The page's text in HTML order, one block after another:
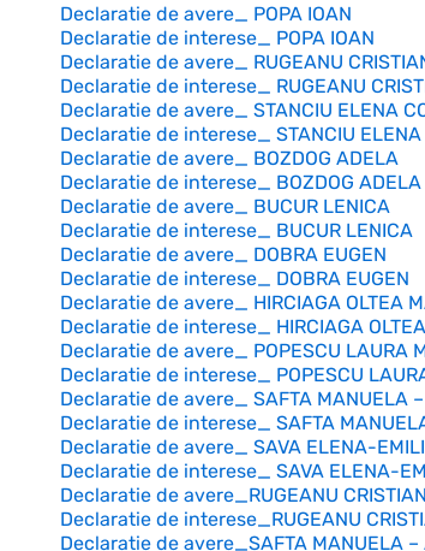
Declaratie de avere_ POPA IOAN
Declaratie de interese_ POPA IOAN
Declaratie de avere_ RUGEANU
Declaratie de interese_ RUGEANU
Declaratie de avere_ STANCIU ELENA
Declaratie de interese_ STANCIU ELENA
Declaratie de avere_ BOZDOG ADELA
Declaratie de interese_ BOZDOG ADELA
Declaratie de avere_ BUCUR LENICA
Declaratie de interese_ BUCUR LENICA
Declaratie de avere_ DOBRA EUGEN
Declaratie de interese_ DOBRA EUGEN
Declaratie de avere_ HIRCIAGA OLTEA
Declaratie de interese_ HIRCIAGA
Declaratie de avere_ POPESCU LAURA
Declaratie de interese_ POPESCU
Declaratie de avere_ SAFTA MANUELA
Declaratie de interese_ SAFTA
Declaratie de avere_ SAVA ELENA-
Declaratie de interese_ SAVA ELENA-
Declaratie de avere_RUGEANU CRISTIAN
Declaratie de interese_RUGEANU
Declaratie de avere_SAFTA MANUELA –